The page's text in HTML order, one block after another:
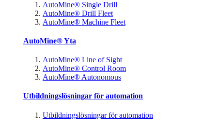
AutoMine® Single Drill
AutoMine® Drill Fleet
AutoMine® Machine Fleet
AutoMine® Yta
AutoMine® Line of Sight
AutoMine® Control Room
AutoMine® Autonomous
Utbildningslösningar för automation
Utbildningslösningar för automation